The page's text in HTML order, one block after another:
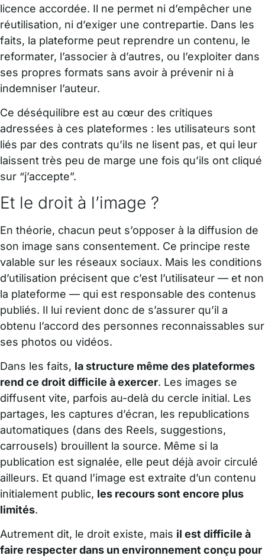
licence accordée. Il ne permet ni d’empêcher une
réutilisation, ni d’exiger une contrepartie. Dans les
faits, la plateforme peut reprendre un contenu, le
reformater, l’associer à d’autres, ou l’exploiter dans
ses propres formats sans avoir à prévenir ni à
indemniser l’auteur.
Ce déséquilibre est au cœur des critiques
adressées à ces plateformes : les utilisateurs sont
liés par des contrats qu’ils ne lisent pas, et qui leur
laissent très peu de marge une fois qu’ils ont cliqué
sur “j’accepte”.
Et le droit à l’image ?
En théorie, chacun peut s’opposer à la diffusion de
son image sans consentement. Ce principe reste
valable sur les réseaux sociaux. Mais les conditions
d’utilisation précisent que c’est l’utilisateur — et non
la plateforme — qui est responsable des contenus
publiés. Il lui revient donc de s’assurer qu’il a
obtenu l’accord des personnes reconnaissables sur
ses photos ou vidéos.
Dans les faits, la structure même des plateformes
rend ce droit difficile à exercer. Les images se
diffusent vite, parfois au-delà du cercle initial. Les
partages, les captures d’écran, les republications
automatiques (dans des Reels, suggestions,
carrousels) brouillent la source. Même si la
publication est signalée, elle peut déjà avoir circulé
ailleurs. Et quand l’image est extraite d’un contenu
initialement public, les recours sont encore plus
limités.
Autrement dit, le droit existe, mais il est difficile à
faire respecter dans un environnement conçu pour